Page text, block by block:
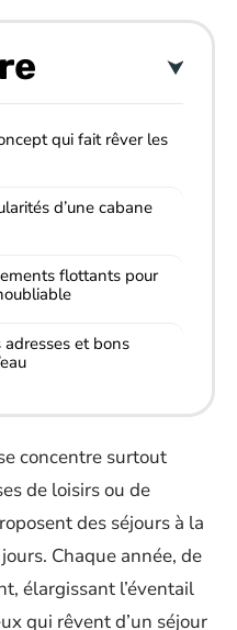
qui fait rêver les
d’une cabane
flottants pour
adresses et bons
concentre surtout
de loisirs ou de
des séjours à la
Chaque année, de
élargissant l’éventail
qui rêvent d’un séjour